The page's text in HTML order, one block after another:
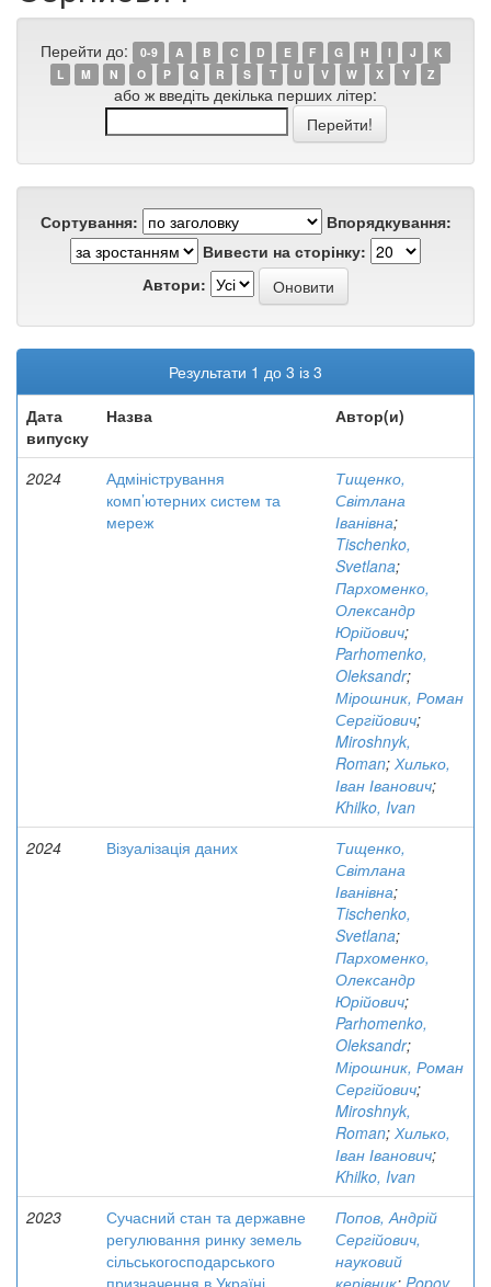
Перейти до: 0-9 A B C D E F G H I J
K
L
M N O P Q R S T U V W X Y Z
або ж введіть декілька перших літер:
Сортування:
Впорядкування:
Вивести на сторінку:
Автори:
Результати 1 до 3 із 3
Дата
випуску
Назва Автор(и)
2024
Адміністрування
комп’ютерних систем та
мереж
Тищенко,
Світлана
Іванівна;
Tischenko,
Svetlana;
Пархоменко,
Олександр
Юрійович;
Parhomenko,
Oleksandr;
Мірошник, Роман
Сергійович;
Miroshnyk,
Roman; Хилько,
Іван Іванович;
Khilko, Ivan
2024
Візуалізація даних
Тищенко,
Світлана
Іванівна;
Tischenko,
Svetlana;
Пархоменко,
Олександр
Юрійович;
Parhomenko,
Oleksandr;
Мірошник, Роман
Сергійович;
Miroshnyk,
Roman; Хилько,
Іван Іванович;
Khilko, Ivan
2023
Сучасний стан та державне
регулювання ринку земель
сільськогосподарського
призначення в Україні
Попов, Андрій
Сергійович,
науковий
керівник; Popov,